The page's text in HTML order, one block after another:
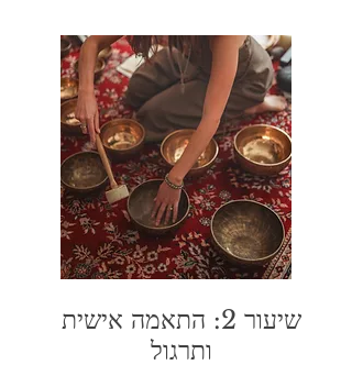
שיעור 2: התאמה אישית
ותרגול